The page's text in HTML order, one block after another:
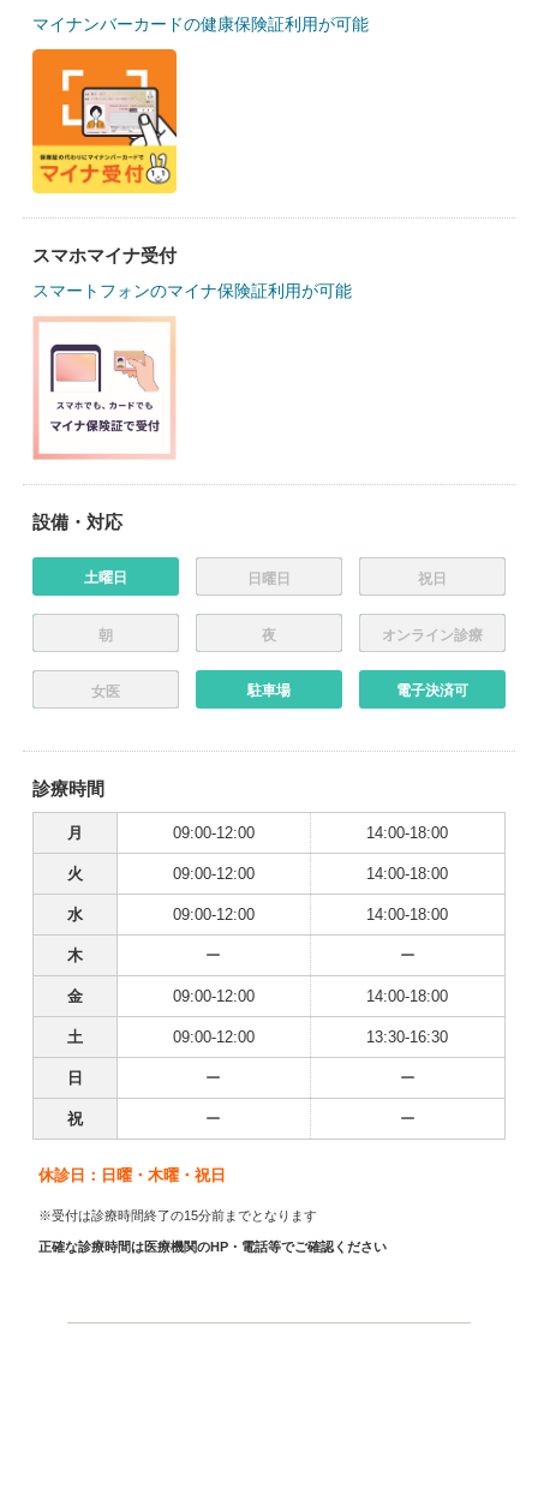
マイナンバーカードの健康保険証利用が可能
スマホマイナ受付
スマートフォンのマイナ保険証利用が可能
設備・対応
土曜日 日曜日 祝日
朝 夜 オンライン診療
女医 駐車場 電子決済可
診療時間
月 09:00-12:00 14:00-18:00
火 09:00-12:00 14:00-18:00
水 09:00-12:00 14:00-18:00
木 ー ー
金 09:00-12:00 14:00-18:00
土 09:00-12:00 13:30-16:30
日 ー ー
祝 ー ー
休診日：日曜・木曜・祝日
※受付は診療時間終了の15分前までとなります
正確な診療時間は医療機関のHP・電話等でご確認ください